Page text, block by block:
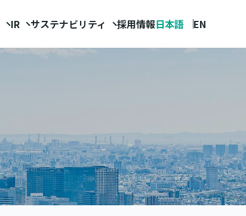
IR サステナビリティ 採用情報日本語 EN